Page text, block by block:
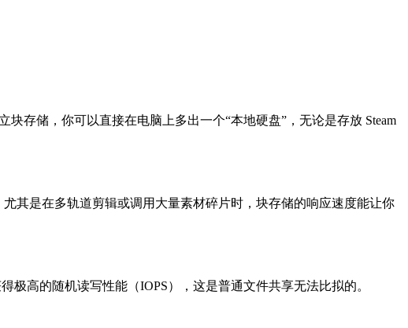
存储，你可以直接在电脑上多出一个“本地硬盘”，无论是存放 Steam
其是在多轨道剪辑或调用大量素材碎片时，块存储的响应速度能让你
高的随机读写性能（IOPS），这是普通文件共享无法比拟的。